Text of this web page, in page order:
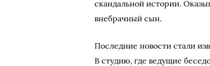
скандальной истории.
внебрачный сын.
Последние новости стали
В студию, где ведущие